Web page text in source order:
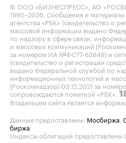
© ООО «БИЗНЕСПРЕСС», АО
1995–2026 . Сообщения и
агентства «РБК» (свидетельство о
массовой информации выдано
по надзору в сфере связи,
и массовых коммуникаций
за номером ИА №ФС77-63848) и
(свидетельство о регистрации
выдано Федеральной службой по
информационных технологий и
(Роскомнадзор) 03.12.2021 за
сопровождаются пометкой «РБК».
Владельцем сайта является
Данные предоставлены: Мосбиржа
биржа
Индексы облигаций предоставлены